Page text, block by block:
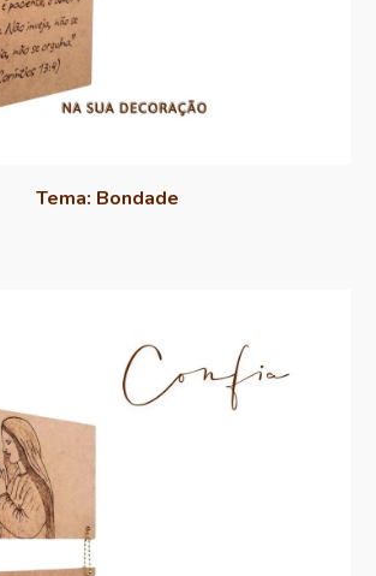
Tema: Bondade